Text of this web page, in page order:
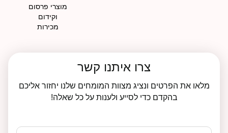
מוצרי פרסום
וקידום
מכירות
צרו איתנו קשר
מלאו את הפרטים ונציג מצוות המומחים שלנו יחזור אליכם
בהקדם כדי לסייע ולענות על כל שאלה!